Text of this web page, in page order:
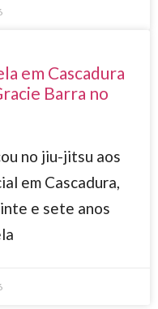
em Cascadura
Barra no
no jiu-jitsu aos
em Cascadura,
e sete anos